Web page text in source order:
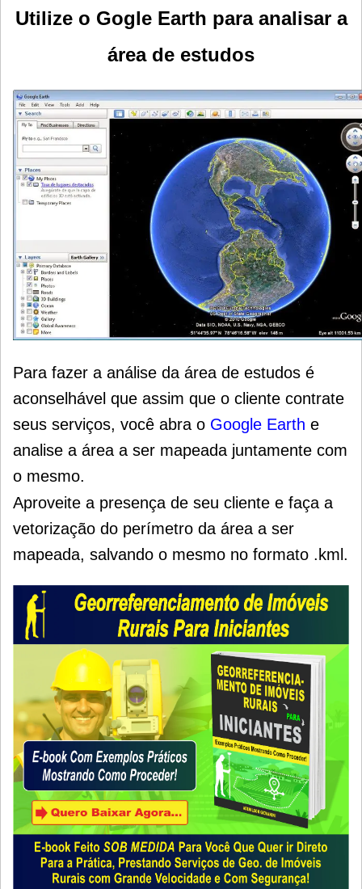
Utilize o Gogle Earth para analisar a
área de estudos
Para fazer a análise da área de estudos é
aconselhável que assim que o cliente contrate
seus serviços, você abra o Google Earth e
analise a área a ser mapeada juntamente com
o mesmo.
Aproveite a presença de seu cliente e faça a
vetorização do perímetro da área a ser
mapeada, salvando o mesmo no formato .kml.